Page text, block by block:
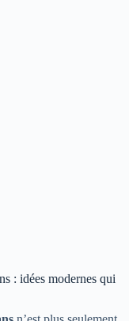
: idées modernes qui